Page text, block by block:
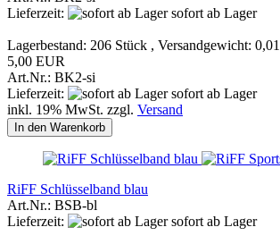
Lieferzeit:
sofort ab Lager
Lagerbestand: 206 Stück , Versandgewicht:
5,00 EUR
Art.Nr.: BK2-si
Lieferzeit:
sofort ab Lager
inkl. 19% MwSt. zzgl. Versand
In den Warenkorb
RiFF Schlüsselband blau
Art.Nr.: BSB-bl
Lieferzeit:
sofort ab Lager